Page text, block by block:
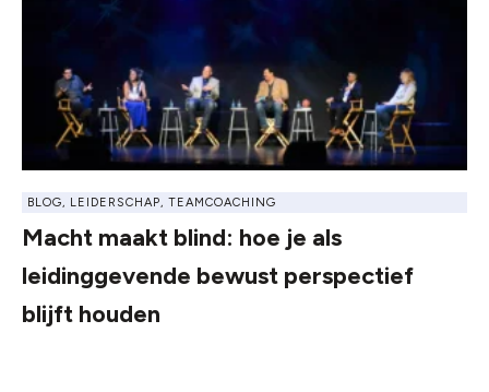
BLOG, LEIDERSCHAP, TEAMCOACHING
Macht maakt blind: hoe je als
leidinggevende bewust perspectief
blijft houden